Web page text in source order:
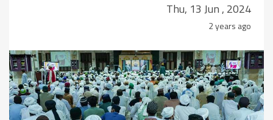
Thu, 13 Jun , 2024
2 years ago